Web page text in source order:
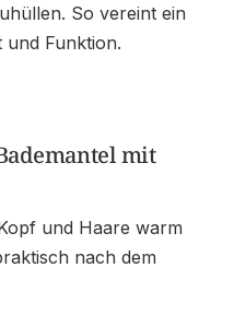
So vereint ein
und Funktion.
mit
und Haare warm
nach dem